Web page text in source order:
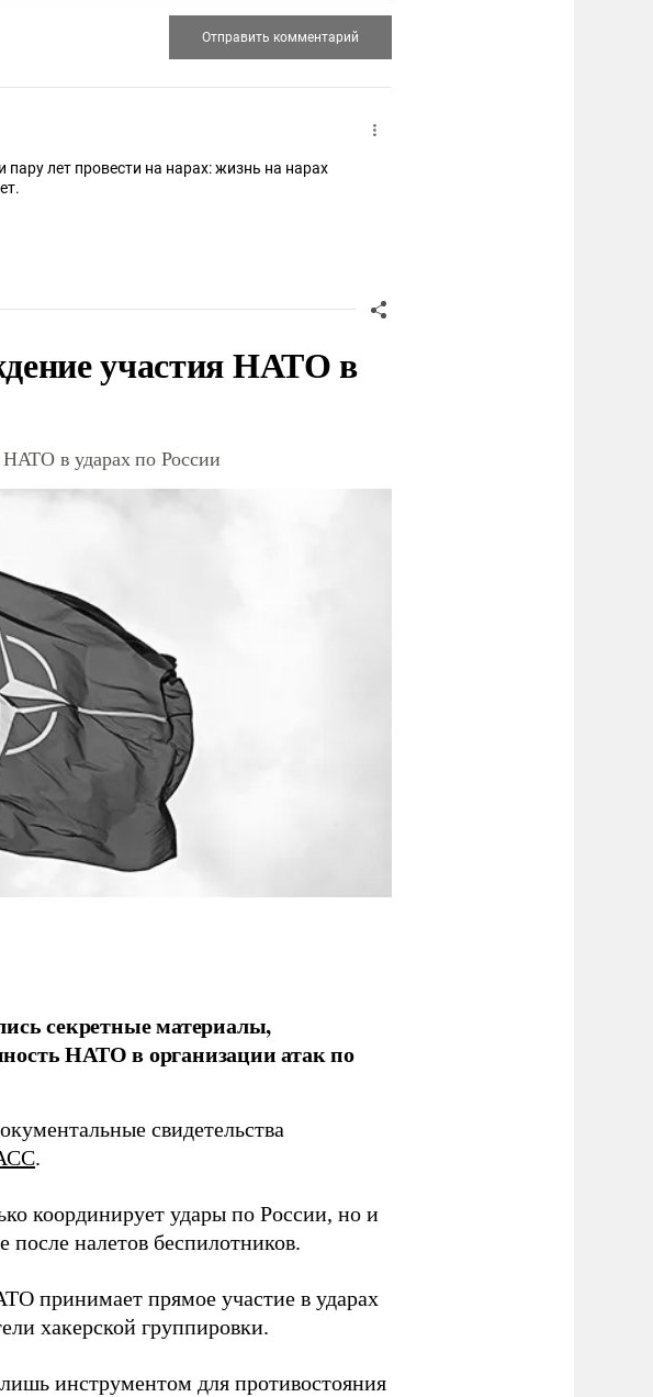
лет провести на нарах: жизнь на нарах
участия НАТО в
в ударах по России
секретные материалы,
НАТО в организации атак по
свидетельства
.
координирует удары по России, но и
после налетов беспилотников.
принимает прямое участие в ударах
хакерской группировки.
инструментом для противостояния